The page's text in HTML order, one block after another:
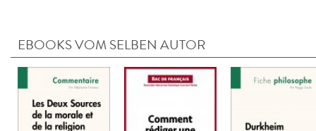
EBOOKS VOM SELBEN AUTOR